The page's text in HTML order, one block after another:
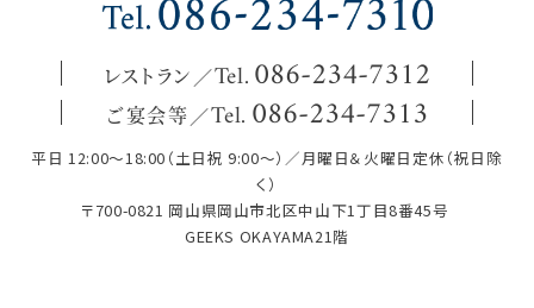
レストラン Tel. 086-234-7312
ご宴会等 Tel. 086-234-7313
平日 12:00～18:00（土日祝 9:00～）／月曜日＆火曜日定休（祝日除
く）
〒700-0821 岡山県岡山市北区中山下1丁目8番45号
GEEKS OKAYAMA21階